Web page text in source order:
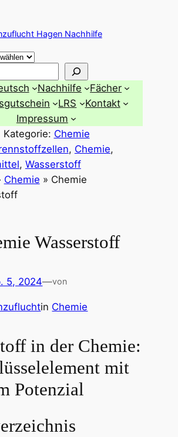
Hagen Nachhilfe
Nachhilfe
Fächer
LRS
Kontakt
Impressum
Kategorie: Chemie
, Chemie
, Wasserstoff
Chemie » Chemie
Wasserstoff
5, 2024—von
in Chemie
in der Chemie:
mit
Potenzial